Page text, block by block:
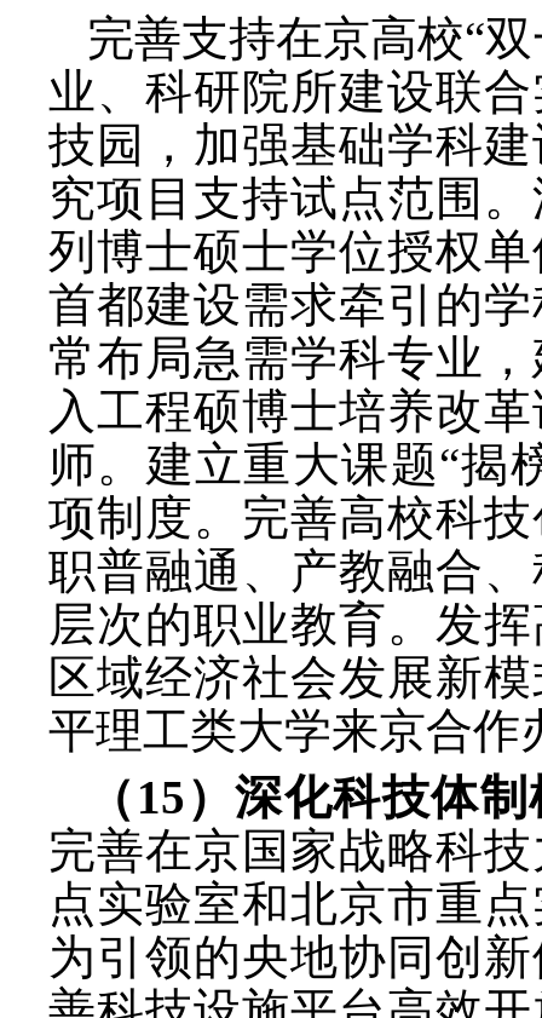
完善支持在京高校“
业、科研院所建设联
技园，加强基础学科
究项目支持试点范围
列博士硕士学位授权
首都建设需求牵引的
常布局急需学科专业
入工程硕博士培养改
师。建立重大课题“揭
项制度。完善高校科
职普融通、产教融合
层次的职业教育。发
区域经济社会发展新
平理工类大学来京合作
（15）深化科技体
完善在京国家战略科
点实验室和北京市重
为引领的央地协同创